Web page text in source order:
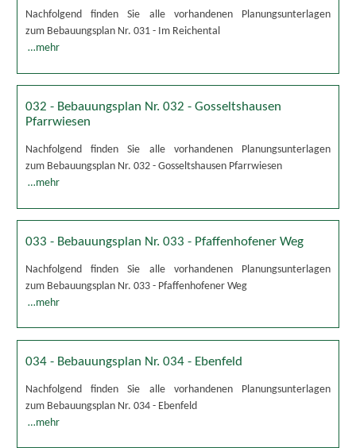
Nachfolgend finden Sie alle vorhandenen Planungsunterlagen
zum Bebauungsplan Nr. 031 - Im Reichental
…mehr
032 - Bebauungsplan Nr. 032 - Gosseltshausen
Pfarrwiesen
Nachfolgend finden Sie alle vorhandenen Planungsunterlagen
zum Bebauungsplan Nr. 032 - Gosseltshausen Pfarrwiesen
…mehr
033 - Bebauungsplan Nr. 033 - Pfaffenhofener Weg
Nachfolgend finden Sie alle vorhandenen Planungsunterlagen
zum Bebauungsplan Nr. 033 - Pfaffenhofener Weg
…mehr
034 - Bebauungsplan Nr. 034 - Ebenfeld
Nachfolgend finden Sie alle vorhandenen Planungsunterlagen
zum Bebauungsplan Nr. 034 - Ebenfeld
…mehr